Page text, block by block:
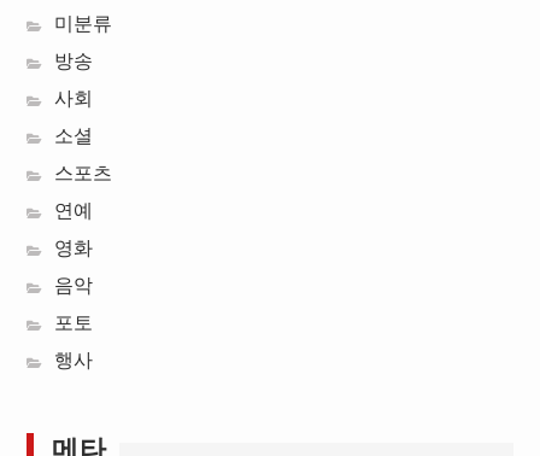
미분류
방송
사회
소셜
스포츠
연예
영화
음악
포토
행사
메타